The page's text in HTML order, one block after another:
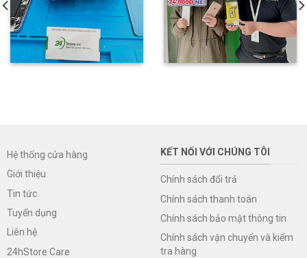
Hệ thống cửa hàng
Giới thiệu
Tin tức
Tuyển dụng
Liên hệ
24hStore Care
KẾT NỐI VỚI CHÚNG TÔI
Chính sách đổi trả
Chính sách thanh toán
Chính sách bảo mật thông tin
Chính sách vận chuyển và kiểm
tra hàng